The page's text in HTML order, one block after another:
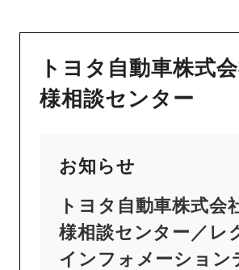
トヨタ自動車株式
様相談センター
お知らせ
トヨタ自動車株式会
様相談センター／レ
インフォメーション